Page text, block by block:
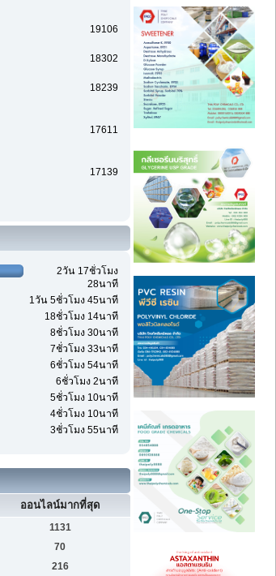
19106
18302
18239
17611
17139
2วัน 17ชั่วโมง
28นาที
1วัน 5ชั่วโมง 45นาที
18ชั่วโมง 14นาที
8ชั่วโมง 30นาที
7ชั่วโมง 33นาที
6ชั่วโมง 54นาที
6ชั่วโมง 2นาที
5ชั่วโมง 10นาที
4ชั่วโมง 10นาที
3ชั่วโมง 55นาที
ออนไลน์มากที่สุด
1131
70
216